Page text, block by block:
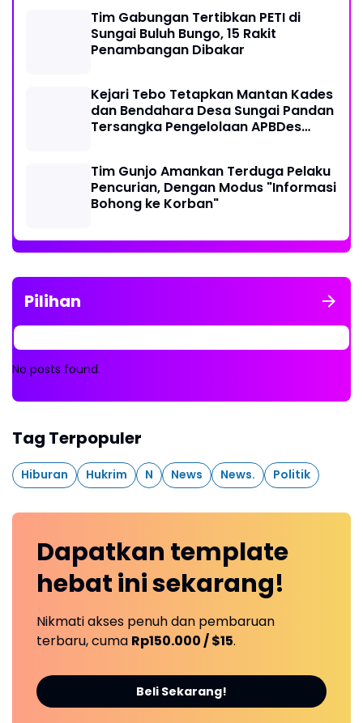
Tim Gabungan Tertibkan PETI di
Sungai Buluh Bungo, 15 Rakit
Penambangan Dibakar
Kejari Tebo Tetapkan Mantan Kades
dan Bendahara Desa Sungai Pandan
Tersangka Pengelolaan APBDes
Tim Gunjo Amankan Terduga Pelaku
Pencurian, Dengan Modus "Informasi
Bohong ke Korban"
Pilihan
No posts found.
Tag Terpopuler
Hiburan Hukrim N News News. Politik
Dapatkan template
hebat inisekarang!
Nikmati akses penuh dan pembaruan
terbaru, cuma Rp150.000 / $15.
Beli Sekarang!